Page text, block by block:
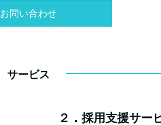
お問い合わせ
サービス
２．採用支援サー